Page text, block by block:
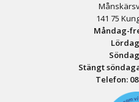
141 75
Måndag-
Stängt
Telefon: